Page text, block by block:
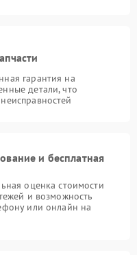
гарантия на
детали, что
и бесплатная
оценка стоимости
и возможность
или онлайн на